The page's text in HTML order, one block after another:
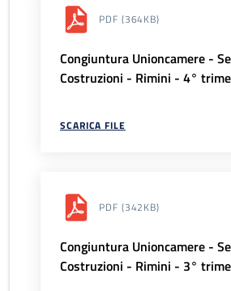
PDF (364KB)
Congiuntura Unioncamere -
Costruzioni - Rimini - 4°
SCARICA FILE
PDF (342KB)
Congiuntura Unioncamere -
Costruzioni - Rimini - 3°